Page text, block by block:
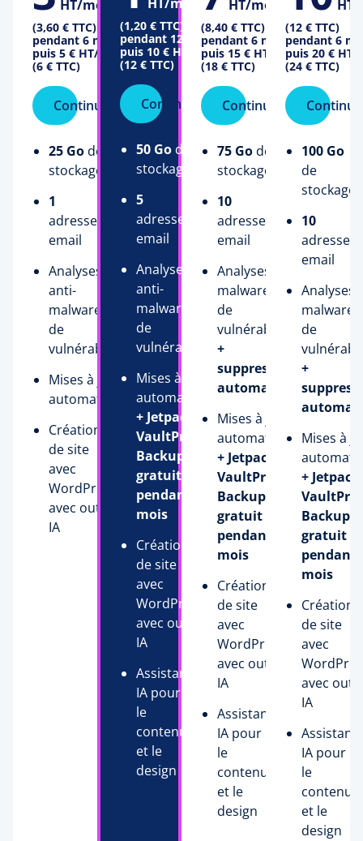
HT/mois
(3,60 € TTC)
pendant 6 mois
puis 5 € HT/mois
(6 € TTC)
Continuer
25 Gode
stockage
1
adresse
email
Analyses
anti-
malware et
de
vulnérabilité
Mises à jour
automatiques
Création
de site
avec
WordPress
avec outils
IA
(1,20 € TTC)
pendant 12 mois
puis 10 € HT/mois
(12 € TTC)
Continuer
50 Go de
stockage
5
adresses
email
Analyses
anti-
malware et
de
vulnérabilité
Mises à jour
automatiques
+ Jetpack
VaultPress
Backup
gratuit
pendant 12
mois
Création
de site
avec
WordPress
avec outils
IA
Assistant
IA pour
le
contenu
et le
design
HT/mois
(8,40 € TTC)
pendant 6 mois
puis 15 € HT/mois
(18 € TTC)
Continuer
75 Gode
stockage
10
adresses
email
Analyses anti-
malware et
de
vulnérabilité
+
suppression
automatique
Mises à jour
automatiques
+ Jetpack
VaultPress
Backup
gratuit
pendant 12
mois
Création
de site
avec
WordPress
avec outils
IA
Assistant
IA pour
le
contenu
et le
design
(12 € TTC)
pendant 6
puis 20 € HT/
(24 € TTC)
100 Go
de
stockage
10
adresses
email
Analyses
malware
de
+
Mises à
+ Jetpack
Backup
gratuit
pendant
mois
Création
de site
avec
avec
IA
Assistant
IA pour
le
contenu
et le
design